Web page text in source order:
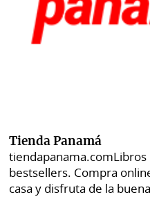
Tienda Panamá
tiendapanama.com
bestsellers. Compra
casa y disfruta de la